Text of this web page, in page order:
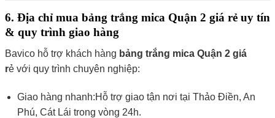
6. Địa chỉ mua bảng trắng mica Quận 2 giá rẻuy tín
& quy trình giao hàng
Bavico hỗ trợ khách hàng bảng trắng mica Quận 2 giá
rẻ với quy trình chuyên nghiệp:
Giao hàng nhanh:Hỗ trợ giao tận nơi tại Thảo Điền, An
Phú, Cát Lái trong vòng 24h.